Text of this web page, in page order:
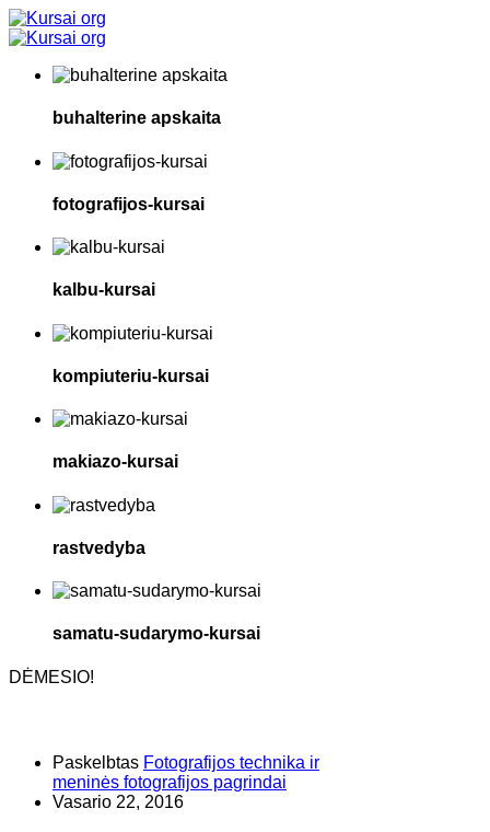
buhalterine apskaita
fotografijos-kursai
kalbu-kursai
kompiuteriu-kursai
makiazo-kursai
rastvedyba
samatu-sudarymo-kursai
DĖMESIO!
Paskelbtas Fotografijos technika ir
meninės fotografijos pagrindai
Vasario 22, 2016